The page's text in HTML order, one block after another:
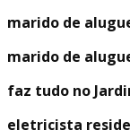
marido de
marido de
faz tudo no
eletricista